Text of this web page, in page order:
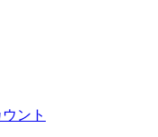
ント